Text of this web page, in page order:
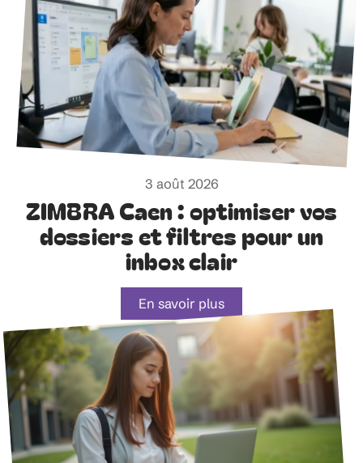
3 août 2026
ZIMBRA Caen : optimiser vos
dossiers et filtres pour un
inbox clair
En savoir plus